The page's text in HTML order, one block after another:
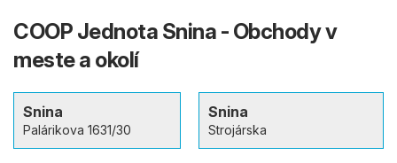
COOP Jednota Snina - Obchody v
meste a okolí
Snina
Palárikova 1631/30
Snina
Strojárska